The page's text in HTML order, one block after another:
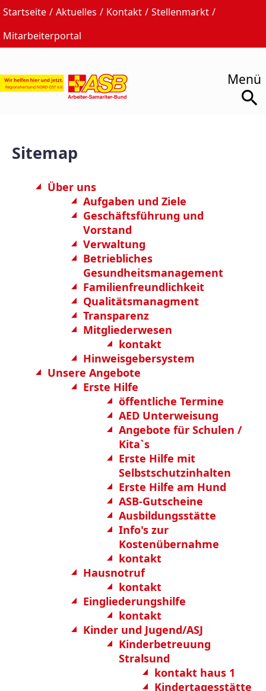
Startseite Aktuelles Kontakt
Stellenmarkt
Mitarbeiterportal
Sitemap
Über uns
Aufgaben und Ziele
Geschäftsführung und
Vorstand
Verwaltung
Betriebliches
Gesundheitsmanagement
Familienfreundlichkeit
Qualitätsmanagment
Transparenz
Mitgliederwesen
kontakt
Hinweisgebersystem
Unsere Angebote
Erste Hilfe
öffentliche Termine
AED Unterweisung
Angebote für Schulen /
Kita`s
Erste Hilfe mit
Selbstschutzinhalten
Erste Hilfe am Hund
ASB-Gutscheine
Ausbildungsstätte
Info's zur
Kostenübernahme
kontakt
Hausnotruf
kontakt
Eingliederungshilfe
kontakt
Kinder und Jugend/ASJ
Kinderbetreuung
Stralsund
kontakt haus 1
Kindertagesstätte